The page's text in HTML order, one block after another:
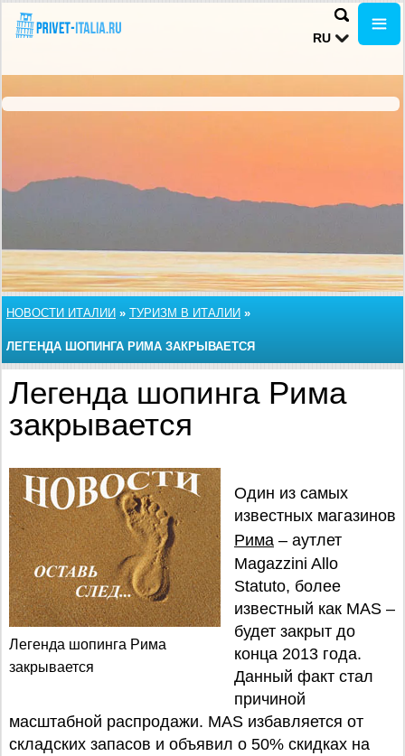
RU
НОВОСТИ ИТАЛИИ » ТУРИЗМ В ИТАЛИИ »
ЛЕГЕНДА ШОПИНГА РИМА ЗАКРЫВАЕТСЯ
Легенда шопинга Рима
закрывается
Легенда шопинга Рима
закрывается
Один из самых
известных магазинов
Рима – аутлет
Magazzini Allo
Statuto, более
известный как MAS –
будет закрыт до
конца 2013 года.
Данный факт стал
причиной
масштабной распродажи. MAS избавляется от
складских запасов и объявил о 50% скидках на